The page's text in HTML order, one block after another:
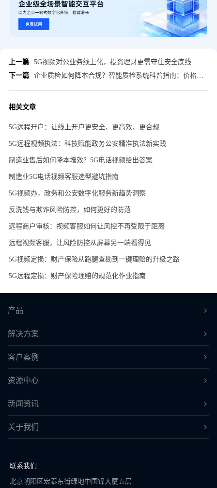
上一篇
5G视频对公业务线上化，投资理财更需守住安全底线
下一篇
企业质检如何降本合规？智能质检系统科普指南：价格、作用与选型全解析
相关文章
5G远程开户：让线上开户更安全、更高效、更合规
5G远程视频执法：科技赋能政务公安精准执法新实践
制造业售后如何降本增效？5G电话视频给出答案
制造业5G电话视频客服选型避坑指南
5G视频办，政务和公安数字化服务新趋势洞察
反洗钱与欺诈风险防控，如何更好的防范
远程商户审核：视频客服如何让风控不再受限于距离
远程视频客服，让风险防控从屏幕另一端看得见
5G视频定损：财产保险从跑腿查勘到一键理赔的升级之路
5G远程定损：财产保险理赔的规范化作业指南
产品
解决方案
客户案例
资源中心
新闻资讯
关于我们
联系我们
北京朝阳区宏泰东街绿地中国锦大厦五层